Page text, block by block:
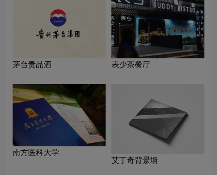
茅台贵品酒 表少茶餐厅
南方医科大学
艾丁奇背景墙